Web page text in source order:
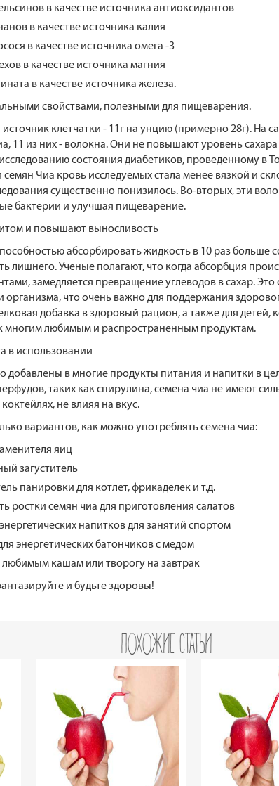
в качестве источника антиоксидантов
в качестве источника калия
в качестве источника омега -3
в качестве источника магния
в качестве источника железа.
свойствами, полезными для пищеварения.
клетчатки - 11г на унцию (примерно 28г). На
11 из них - волокна. Они не повышают уровень
состояния диабетиков, проведенному в
Чиа кровь исследуемых стала менее вязкой и
существенно понизилось. Во-вторых, эти
бактерии и улучшая пищеварение.
и повышают выносливость
абсорбировать жидкость в 10 раз больше
лишнего. Ученые полагают, что когда абсорбция
замедляется превращение углеводов в сахар. Это
что очень важно для поддержания
добавка в здоровый рацион, а также для
многим любимым и распространенным продуктам.
в использовании
добавлены в многие продукты питания и напитки в
таких как спирулина, семена чиа не имеют
не влияя на вкус.
вариантов, как можно употреблять семена чиа:
яиц
загуститель
панировки для котлет, фрикаделек и т.д.
ростки семян чиа для приготовления салатов
напитков для занятий спортом
энергетических батончиков с медом
любимым кашам или творогу на завтрак
и будьте здоровы!
ПОХОЖИЕ СТАТЬИ